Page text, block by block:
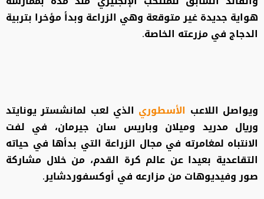
هواية جديدة غير متوقعة وهي الزراعة وبدأ مؤخرا بتربية
الدجاج في مزرعته الخاصة.
ويواصل اللاعب الأسطوري الذي لعب لمانشستر يونايتد
وريال مدريد وميلان وباريس سان جيرمان، في لفت
الانتباه لمغامرته في مجال الزراعة التي بدأها في حياته
التقاعدية بعيدا عن عالم كرة القدم، من خلال مشاركة
صور وفيديوهات من مزارعه في أوكسفوردشاير.